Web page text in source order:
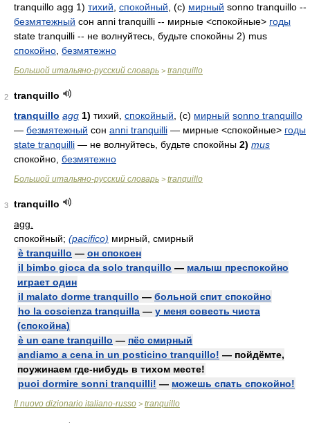
tranquillo agg 1) тихий спокойный , (с) мирный sonno tranquillo --
безмятежный сон anni tranquilli -- мирные <спокойные> годы
state tranquilli -- не волнуйтесь, будьте спокойны 2) mus
спокойно безмятежно
Большой итальяно-русский словарь > tranquillo
2
tranquillo
tranquillo agg 1) тихий, спокойный , (с) мирный sonno tranquillo
— безмятежный сон anni tranquilli — мирные <спокойные> годы
state tranquilli — не волнуйтесь, будьте спокойны 2) mus
спокойно, безмятежно
Большой итальяно-русский словарь > tranquillo
3
tranquillo
agg.
спокойный; (pacifico) мирный, смирный
è tranquillo — он спокоен
il bimbo gioca da solo tranquillo — малыш преспокойно
играет один
il malato dorme tranquillo — больной спит спокойно
ho la coscienza tranquilla — у меня совесть чиста
(спокойна)
è un cane tranquillo — пёс смирный
andiamo a cena in un posticino tranquillo! — пойдёмте,
поужинаем где-нибудь в тихом месте!
puoi dormire sonni tranquilli! — можешь спать спокойно!
Il nuovo dizionario italiano-russo > tranquillo